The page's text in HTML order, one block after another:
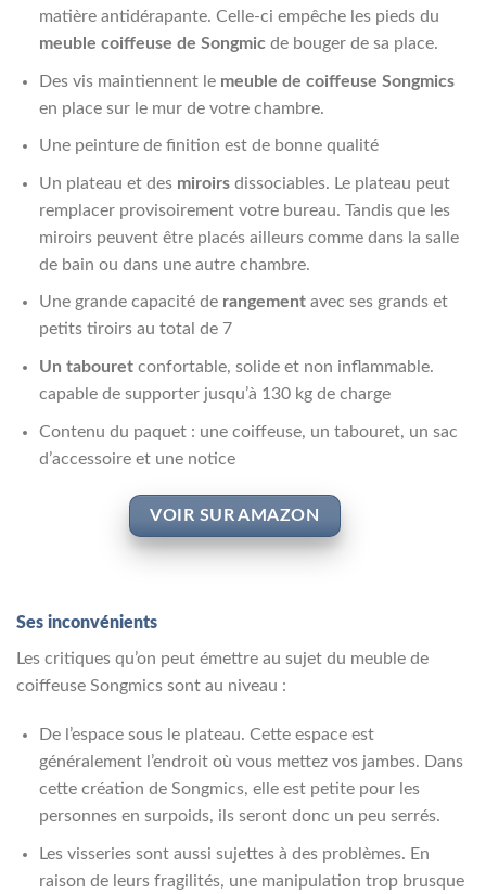
matière antidérapante. Celle-ci empêche les pieds du
meuble coiffeuse de Songmicde bouger de sa place.
Des vis maintiennent le meuble de coiffeuse Songmics
en place sur le mur de votre chambre.
Une peinture de finition est de bonne qualité
Un plateau et des miroirsdissociables. Le plateau peut
remplacer provisoirement votre bureau. Tandis que les
miroirs peuvent être placés ailleurs comme dans la salle
de bain ou dans une autre chambre.
Une grande capacité de rangementavec ses grands et
petits tiroirs au total de 7
Un tabouretconfortable, solide et non inflammable.
capable de supporter jusqu’à 130 kg de charge
Contenu du paquet : une coiffeuse, un tabouret, un sac
d’accessoire et une notice
VOIR SUR AMAZON
Ses inconvénients
Les critiques qu’on peut émettre au sujet du meuble de
coiffeuse Songmics sont au niveau :
De l’espace sous le plateau. Cette espace est
généralement l’endroit où vous mettez vos jambes. Dans
cette création de Songmics, elle est petite pour les
personnes en surpoids, ils seront donc un peu serrés.
Les visseries sont aussi sujettes à des problèmes. En
raison de leurs fragilités, une manipulation trop brusque